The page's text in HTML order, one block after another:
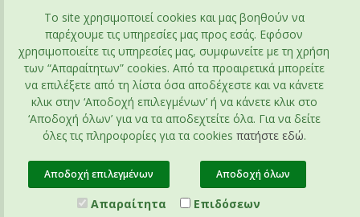
To site χρησιμοποιεί cookies και μας βοηθούν να
παρέχουμε τις υπηρεσίες μας προς εσάς. Εφόσον
χρησιμοποιείτε τις υπηρεσίες μας, συμφωνείτε με τη χρήση
των “Απαραίτητων” cookies. Από τα προαιρετικά μπορείτε
να επιλέξετε από τη λίστα όσα αποδέχεστε και να κάνετε
κλικ στην ‘Αποδοχή επιλεγμένων’ ή να κάνετε κλικ στο
‘Αποδοχή όλων’ για να τα αποδεχτείτε όλα. Για να δείτε
όλες τις πληροφορίες για τα cookies πατήστε εδώ.
Αποδοχή επιλεγμένων Αποδοχή όλων
Απαραίτητα Επιδόσεων